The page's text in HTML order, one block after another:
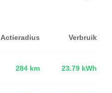
Actieradius Verbruik
284 km 23.79 kWh